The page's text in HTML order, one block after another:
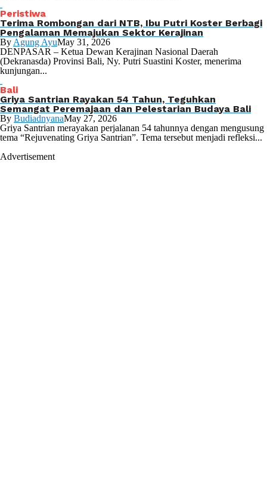
Peristiwa
Terima Rombongan dari NTB, Ibu Putri Koster Berbagi
Pengalaman Memajukan Sektor Kerajinan
By Agung AyuMay 31, 2026
DENPASAR – Ketua Dewan Kerajinan Nasional Daerah
(Dekranasda) Provinsi Bali, Ny. Putri Suastini Koster, menerima
kunjungan...
Bali
Griya Santrian Rayakan 54 Tahun, Teguhkan
Semangat Peremajaan dan Pelestarian Budaya Bali
By BudiadnyanaMay 27, 2026
Griya Santrian merayakan perjalanan 54 tahunnya dengan mengusung
tema “Rejuvenating Griya Santrian”. Tema tersebut menjadi refleksi...
Advertisement